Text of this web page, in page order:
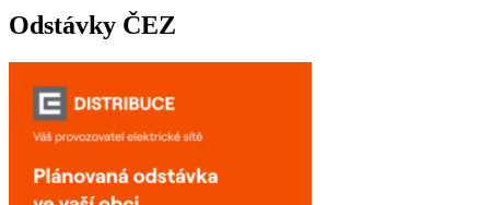
Odstávky ČEZ